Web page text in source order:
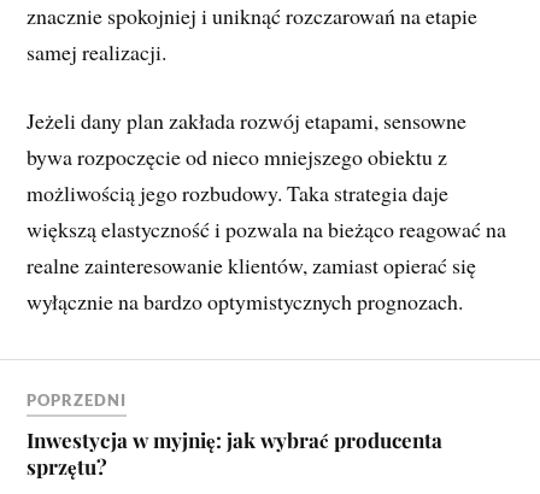
znacznie spokojniej i uniknąć rozczarowań na etapie
samej realizacji.
Jeżeli dany plan zakłada rozwój etapami, sensowne
bywa rozpoczęcie od nieco mniejszego obiektu z
możliwością jego rozbudowy. Taka strategia daje
większą elastyczność i pozwala na bieżąco reagować na
realne zainteresowanie klientów, zamiast opierać się
wyłącznie na bardzo optymistycznych prognozach.
POPRZEDNI
Inwestycja w myjnię: jak wybrać producenta
sprzętu?